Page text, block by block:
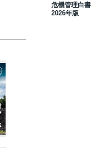
危機管理白書
2026年版